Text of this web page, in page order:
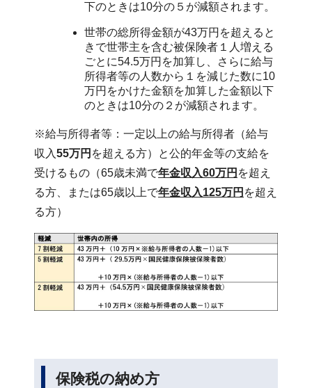
下のときは10分の５が減額されます。
世帯の総所得金額が43万円を超えると
きで世帯主を含む被保険者１人増える
ごとに54.5万円を加算し、さらに給与
所得者等の人数から１を減じた数に10
万円をかけた金額を加算した金額以下
のときは10分の２が減額されます。
※給与所得者等：一定以上の給与所得者（給与
収入55万円 を超える方）と公的年金等の支給を
受けるもの（65歳未満で年金収入60万円 を超え
る方、または65歳以上で年金収入125万円 を超え
る方）
保険税の納め方